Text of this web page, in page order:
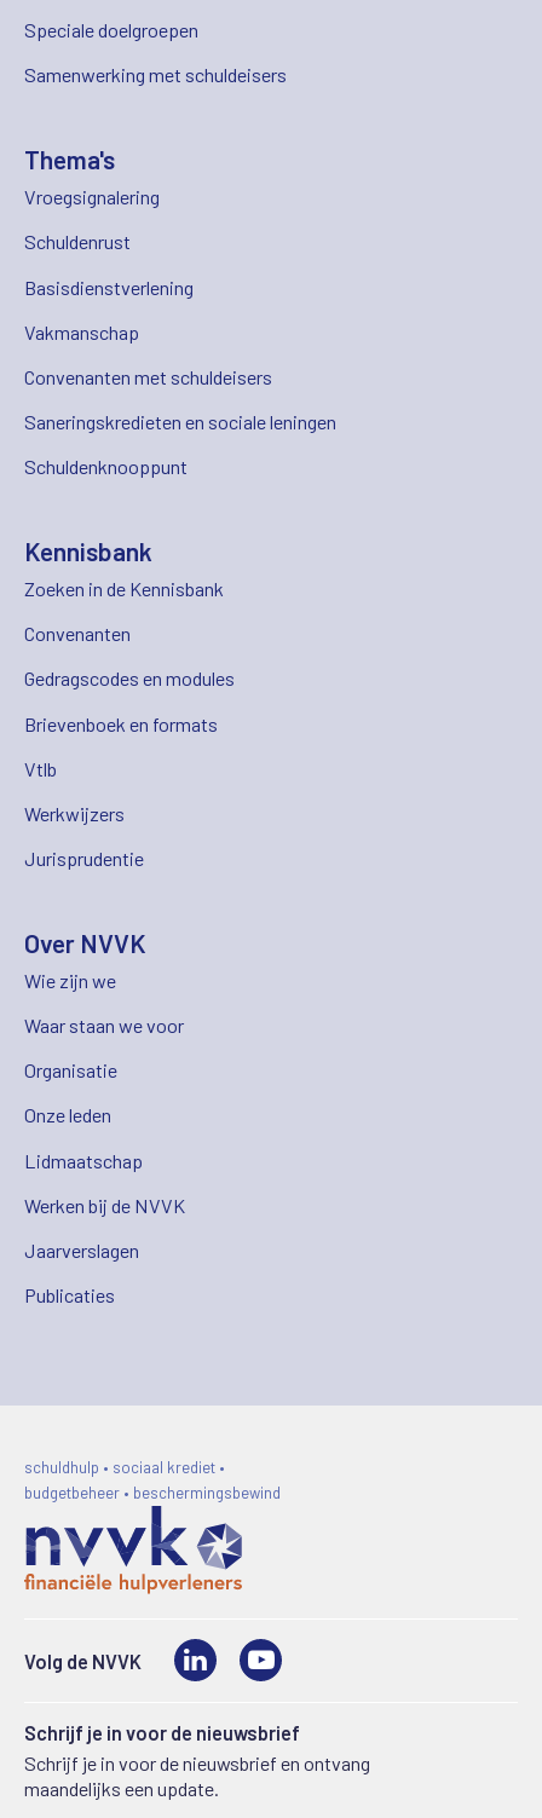
Speciale doelgroepen
Samenwerking met schuldeisers
Thema's
Vroegsignalering
Schuldenrust
Basisdienstverlening
Vakmanschap
Convenanten met schuldeisers
Saneringskredieten en sociale leningen
Schuldenknooppunt
Kennisbank
Zoeken in de Kennisbank
Convenanten
Gedragscodes en modules
Brievenboek en formats
Vtlb
Werkwijzers
Jurisprudentie
Over NVVK
Wie zijn we
Waar staan we voor
Organisatie
Onze leden
Lidmaatschap
Werken bij de NVVK
Jaarverslagen
Publicaties
schuldhulp • sociaal krediet •
budgetbeheer • beschermingsbewind
Volg de NVVK LinkedIn
Schrijf je in voor de nieuwsbrief
Schrijf je in voor de nieuwsbrief en ontvang
maandelijks een update.